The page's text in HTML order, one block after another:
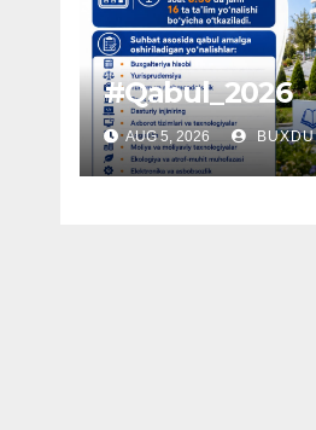
#Qabul_2026
AUG 5, 2026 BUXDU